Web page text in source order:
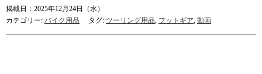
掲載日：2025年12月24日（水）
カテゴリー: バイク用品 タグ: ツーリング用品, フットギア, 動画